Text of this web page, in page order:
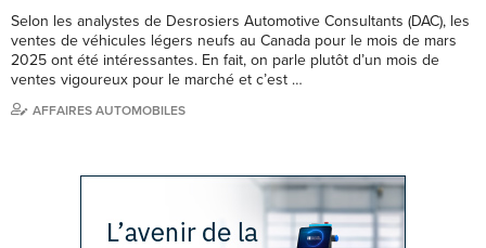
Selon les analystes de Desrosiers Automotive Consultants (DAC), les
ventes de véhicules légers neufs au Canada pour le mois de mars
2025 ont été intéressantes. En fait, on parle plutôt d’un mois de
ventes vigoureux pour le marché et c’est …
AFFAIRES AUTOMOBILES